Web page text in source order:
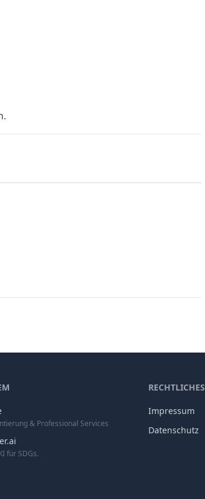
& Professional Services
für SDGs.
RECHTLICHES
Impressum
Datenschutz